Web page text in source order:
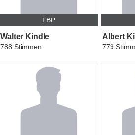
FBP
Walter Kindle
788 Stimmen
Albert
779